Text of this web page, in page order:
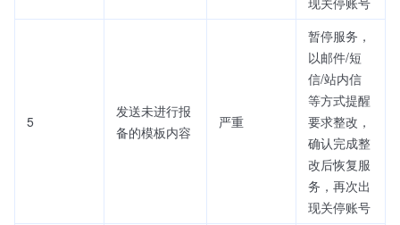
5
发送未进行报
备的模板内容
严重
暂停服务，
以邮件/短
信/站内信
等方式提醒
要求整改，
确认完成整
改后恢复服
务，再次出
现关停账号